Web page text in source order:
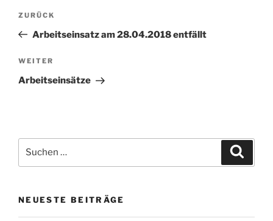
Beitragsnavigation
Vorheriger
Beitrag
ZURÜCK
Arbeitseinsatz am 28.04.2018 entfällt
Nächster
Beitrag
WEITER
Arbeitseinsätze
nach:
NEUESTE BEITRÄGE